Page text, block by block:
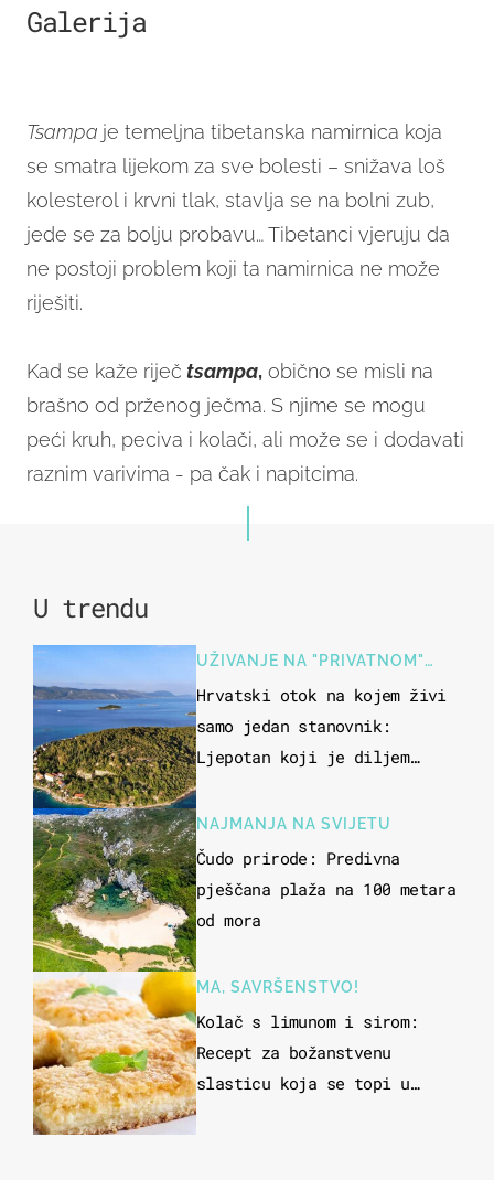
Galerija
Tsampa je temeljna tibetanska namirnica koja
se smatra lijekom za sve bolesti – snižava loš
kolesterol i krvni tlak, stavlja se na bolni zub,
jede se za bolju probavu… Tibetanci vjeruju da
ne postoji problem koji ta namirnica ne može
riješiti.
Kad se kaže riječ tsampa, obično se misli na
brašno od prženog ječma. S njime se mogu
peći kruh, peciva i kolači, ali može se i dodavati
raznim varivima - pa čak i napitcima.
U trendu
UŽIVANJE NA "PRIVATNOM"
OTOKU
Hrvatski otok na kojem živi
samo jedan stanovnik:
Ljepotan koji je diljem
"bijelom zlatu"
NAJMANJA NA SVIJETU
Čudo prirode: Predivna
pješčana plaža na 100 metara
od mora
MA, SAVRŠENSTVO!
Kolač s limunom i sirom:
Recept za božanstvenu
slasticu koja se topi u